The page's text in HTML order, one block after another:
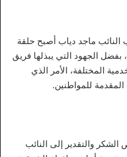
النائب ماجد دياب أصبح حلقة
الجهود التي يبذلها فريق
المختلفة، الأمر الذي
للمواطنين.
الشكر والتقدير إلى النائب